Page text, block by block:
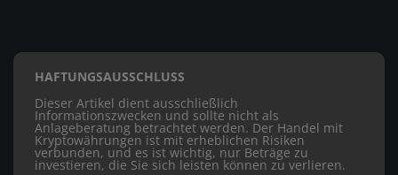
HAFTUNGSAUSSCHLUSS
Dieser Artikel dient ausschließlich
Informationszwecken und sollte nicht als
Anlageberatung betrachtet werden. Der Handel mit
Kryptowährungen ist mit erheblichen Risiken
verbunden, und es ist wichtig, nur Beträge zu
investieren, die Sie sich leisten können zu verlieren.